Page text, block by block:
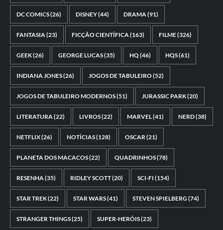
DC COMICS(26) DISNEY(44) DRAMA(91)
FANTASIA(23) FICÇÃO CIENTÍFICA(163) FILME(326)
GEEK(26) GEORGE LUCAS(35) HQ(46) HQS(61)
INDIANA JONES(26) JOGOS DE TABULEIRO(52)
JOGOS DE TABULEIRO MODERNOS(51) JURASSIC PARK(20)
LITERATURA(22) LIVROS(22) MARVEL(41) NERD(38)
NETFLIX(26) NOTÍCIAS(128) OSCAR(21)
PLANETA DOS MACACOS(22) QUADRINHOS(78)
RESENHA(35) RIDLEY SCOTT(20) SCI-FI (154)
STAR TREK(22) STAR WARS(41) STEVEN SPIELBERG (74)
STRANGER THINGS(25) SUPER-HERÓIS(23)